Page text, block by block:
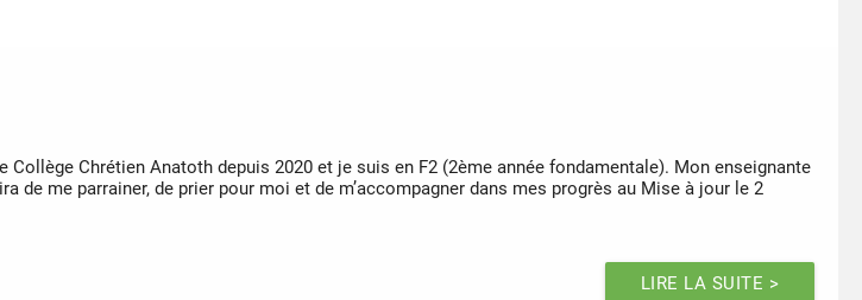
Chrétien Anatoth depuis 2020 et je suis en F2 (2ème année fondamentale). Mon enseignante
de me parrainer, de prier pour moi et de m’accompagner dans mes progrès au Mise à jour le 2
LIRE LA SUITE >